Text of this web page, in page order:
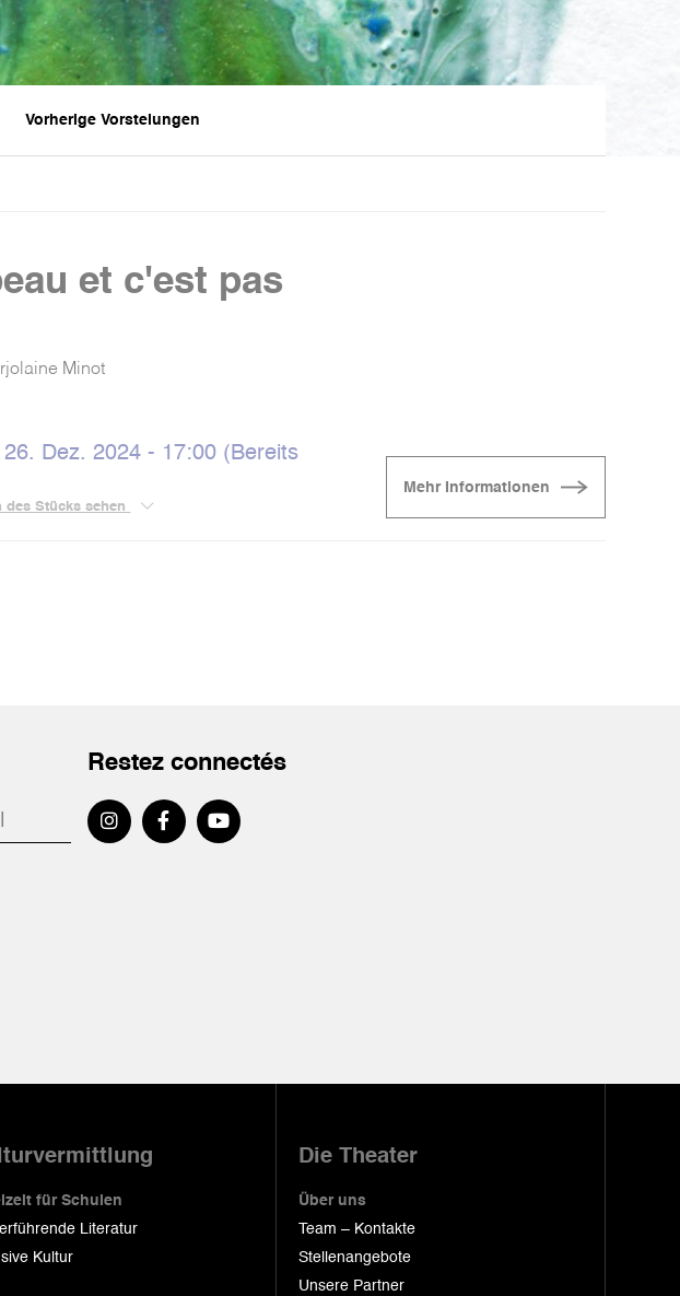
Vorherige Vorstelungen
et c'est pas
Minot
Dez. 2024 - 17:00 (Bereits
des Stücks sehen
Mehr Informationen
Restez connectés
für Schulen
Literatur
Kultur
Die Theater
Über uns
Team – Kontakte
Stellenangebote
Unsere Partner